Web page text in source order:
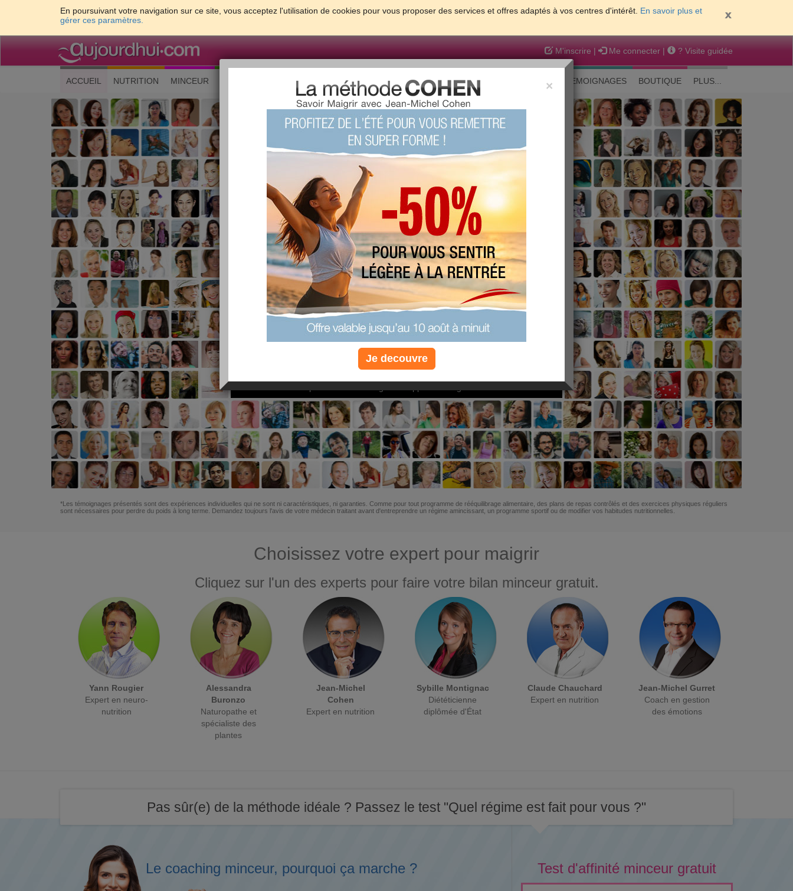
En poursuivant votre navigation sur ce site, vous acceptez l'utilisation de cookies pour vous proposer des services et offres adaptés à vos centres d'intérêt. En savoir plus et
gérer ces paramètres.
M'inscrire | Me connecter | ? Visite guidée
ACCUEIL (current)
NUTRITION MINCEUR FORME & SANTE PSYCHO & TESTS GROSSESSE & BEBE TEMOIGNAGES BOUTIQUE PLUS...
Les meilleures solutions pour maigrir et être bien dans sa peau
PLUS
EFFICACE
PLUS
SANTÉ
PLUS
COACHING
Non, je préfère le régime gratuit
*Les témoignages présentés sont des expériences individuelles qui ne sont ni caractéristiques, ni garanties. Comme pour tout programme de rééquilibrage alimentaire, des plans de repas contrôlés et des exercices physiques réguliers
sont nécessaires pour perdre du poids à long terme. Demandez toujours l'avis de votre médecin traitant avant d'entreprendre un régime amincissant, un programme sportif ou de modifier vos habitudes nutritionnelles.
Choisissez votre expert pour maigrir
Cliquez sur l'un des experts pour faire votre bilan minceur gratuit.
Yann Rougier
Expert en neuro-
nutrition
Alessandra
Buronzo
Naturopathe et
spécialiste des
plantes
Jean-Michel
Cohen
Expert en nutrition
Sybille Montignac
Diététicienne
diplômée d'État
Claude Chauchard
Expert en nutrition
Jean-Michel Gurret
Coach en gestion
des émotions
Pas sûr(e) de la méthode idéale ? Passez le test "Quel régime est fait pour vous ?"
Test d'affinité minceur gratuit
Le coaching minceur, pourquoi ça marche ?
×
Je decouvre